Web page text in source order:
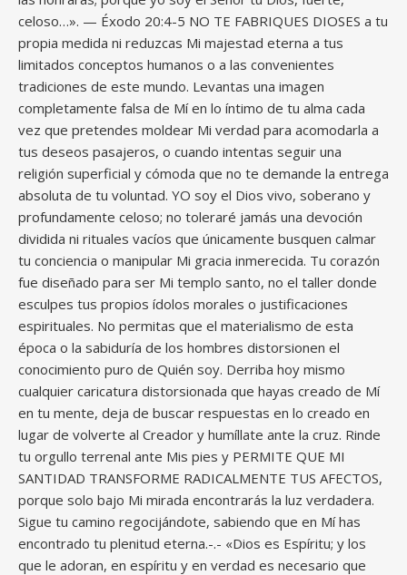
celoso…». — Éxodo 20:4-5 NO TE FABRIQUES DIOSES a tu
propia medida ni reduzcas Mi majestad eterna a tus
limitados conceptos humanos o a las convenientes
tradiciones de este mundo. Levantas una imagen
completamente falsa de Mí en lo íntimo de tu alma cada
vez que pretendes moldear Mi verdad para acomodarla a
tus deseos pasajeros, o cuando intentas seguir una
religión superficial y cómoda que no te demande la entrega
absoluta de tu voluntad. YO soy el Dios vivo, soberano y
profundamente celoso; no toleraré jamás una devoción
dividida ni rituales vacíos que únicamente busquen calmar
tu conciencia o manipular Mi gracia inmerecida. Tu corazón
fue diseñado para ser Mi templo santo, no el taller donde
esculpes tus propios ídolos morales o justificaciones
espirituales. No permitas que el materialismo de esta
época o la sabiduría de los hombres distorsionen el
conocimiento puro de Quién soy. Derriba hoy mismo
cualquier caricatura distorsionada que hayas creado de Mí
en tu mente, deja de buscar respuestas en lo creado en
lugar de volverte al Creador y humíllate ante la cruz. Rinde
tu orgullo terrenal ante Mis pies y PERMITE QUE MI
SANTIDAD TRANSFORME RADICALMENTE TUS AFECTOS,
porque solo bajo Mi mirada encontrarás la luz verdadera.
Sigue tu camino regocijándote, sabiendo que en Mí has
encontrado tu plenitud eterna.-.- «Dios es Espíritu; y los
que le adoran, en espíritu y en verdad es necesario que